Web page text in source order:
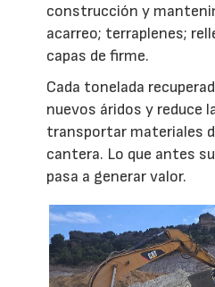
construcción y
acarreo; terraplenes;
capas de firme.
Cada tonelada
nuevos áridos y reduce
transportar materiales
cantera. Lo que antes
pasa a generar valor.